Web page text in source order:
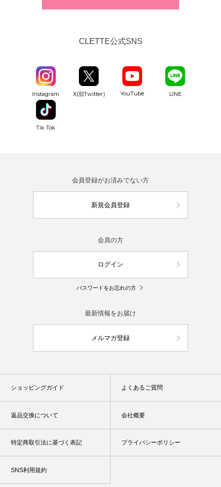
CLETTE公式SNS
Instagram X(旧Twitter) YouTube LINE
Tik Tok
会員登録がお済みでない方
新規会員登録
会員の方
ログイン
パスワードをお忘れの方
最新情報をお届け
メルマガ登録
ショッピングガイド よくあるご質問
返品交換について 会社概要
特定商取引法に基づく表記 プライバシーポリシー
SNS利用規約